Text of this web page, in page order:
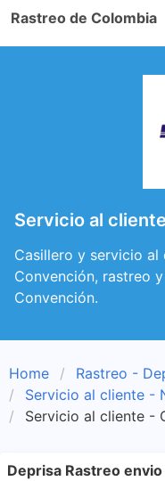
Rastreo de Colombia
Servicio al
Casillero y servicio
Convención, rastreo
Convención.
Home Rastreo -
Servicio al cliente -
Servicio al cliente -
Deprisa Rastreo